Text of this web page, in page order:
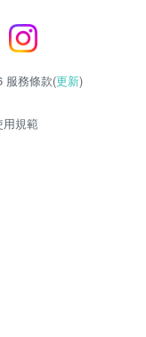
服務條款(更新)
規範